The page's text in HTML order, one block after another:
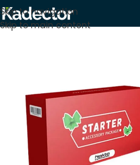
Skip to navigation
Skip to main content